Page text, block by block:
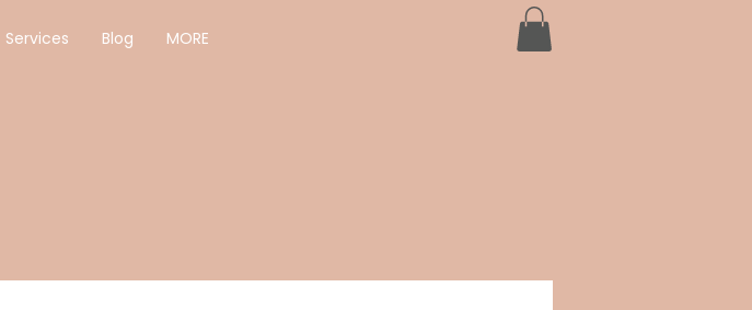
Services Blog MORE